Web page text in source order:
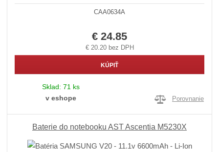
CAA0634A
€ 24.85
€ 20.20 bez DPH
KÚPIŤ
Sklad: 71 ks
v eshope
Porovnanie
Baterie do notebooku AST Ascentia M5230X